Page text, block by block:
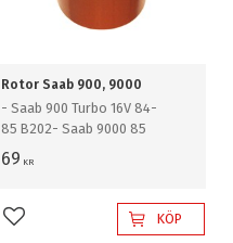
Rotor Saab 900, 9000
- Saab 900 Turbo 16V 84-
85 B202- Saab 9000 85
69 KR
Lägg till i favoriterKÖP